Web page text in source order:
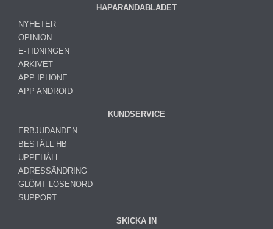
HAPARANDABLADET
NYHETER
OPINION
E-TIDNINGEN
ARKIVET
APP IPHONE
APP ANDROID
KUNDSERVICE
ERBJUDANDEN
BESTÄLL HB
UPPEHÅLL
ADRESSÄNDRING
GLÖMT LÖSENORD
SUPPORT
SKICKA IN